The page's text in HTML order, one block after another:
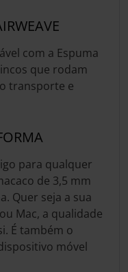
com a Espuma
que rodam
transporte e
para qualquer
de 3,5 mm
Quer seja a sua
Mac, a qualidade
É também o
móvel